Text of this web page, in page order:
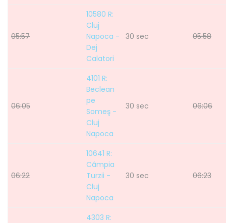
05:57
10580 R:
Cluj
Napoca -
Dej
Calatori
30 sec 05:58
06:05
4101 R:
Beclean
pe
Someş -
Cluj
Napoca
30 sec 06:06
06:22
10641 R:
Câmpia
Turzii -
Cluj
Napoca
30 sec 06:23
4303 R: